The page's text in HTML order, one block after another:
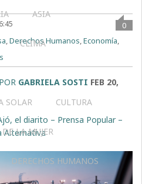
ASIA
CLIMA
SOLAR CULTURA
DE LA MUJER
DERECHOS HUMANOS
0
,Derechos Humanos,Economía,
POR GABRIELA SOSTI FEB 20,
el diarito – Prensa Popular –
Alternativa